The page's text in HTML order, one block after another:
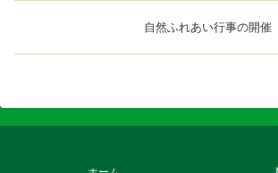
自然ふれあい行事の開催